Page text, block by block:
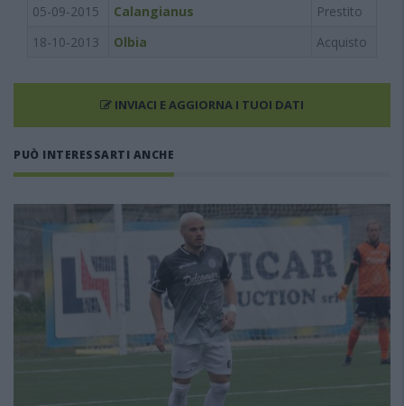
05-09-2015
Calangianus
Prestito
18-10-2013
Olbia Acquisto
INVIACI E AGGIORNA I TUOI DATI
PUÒ INTERESSARTI ANCHE